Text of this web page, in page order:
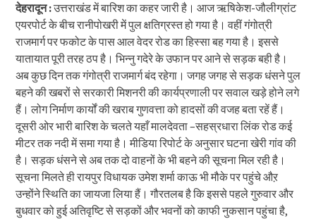
देहरादून :उत्तराखंड में बारिश का कहर जारी है। आज ऋषिकेश-जौलीग्रांट
एयरपोर्ट के बीच रानीपोखरी में पुल क्षतिग्रस्त हो गया है। वहीं गंगोत्री
राजमार्ग पर फकोट के पास आल वेदर रोड का हिस्सा बह गया है। इससे
यातायात पूरी तरह ठप है। भिन्नु गदेरे के उफान पर आने से सड़क बही है।
अब कुछ दिन तक गंगोत्री राजमार्ग बंद रहेगा। जगह जगह से सड़क धंसने पुल
बहने की खबरों से सरकारी मिशनरी की कार्यप्रणाली पर सवाल खड़े होने लगे
हैं। लोग निर्माण कार्यों की खराब गुणवत्ता को हादसों की वजह बता रहें हैं।
दूसरी ओर भारी बारिश के चलते यहाँ मालदेवता –सहस्रधारा लिंक रोड कई
मीटर तक नदी में समा गया है। मीडिया रिपोर्ट के अनुसार घटना खेरी गांव की
है। सड़क धंसने से अब तक दो वाहनों के भी बहने की सूचना मिल रही है।
सूचना मिलते ही रायपुर विधायक उमेश शर्मा काऊ भी मौके पर पहुंचे औऱ
उन्होंने स्थिति का जायजा लिया हैं। गौरतलब है कि इससे पहले गुरुवार और
बुधवार को हुई अतिवृष्टि से सड़कों और भवनों को काफी नुकसान पहुंचा है,